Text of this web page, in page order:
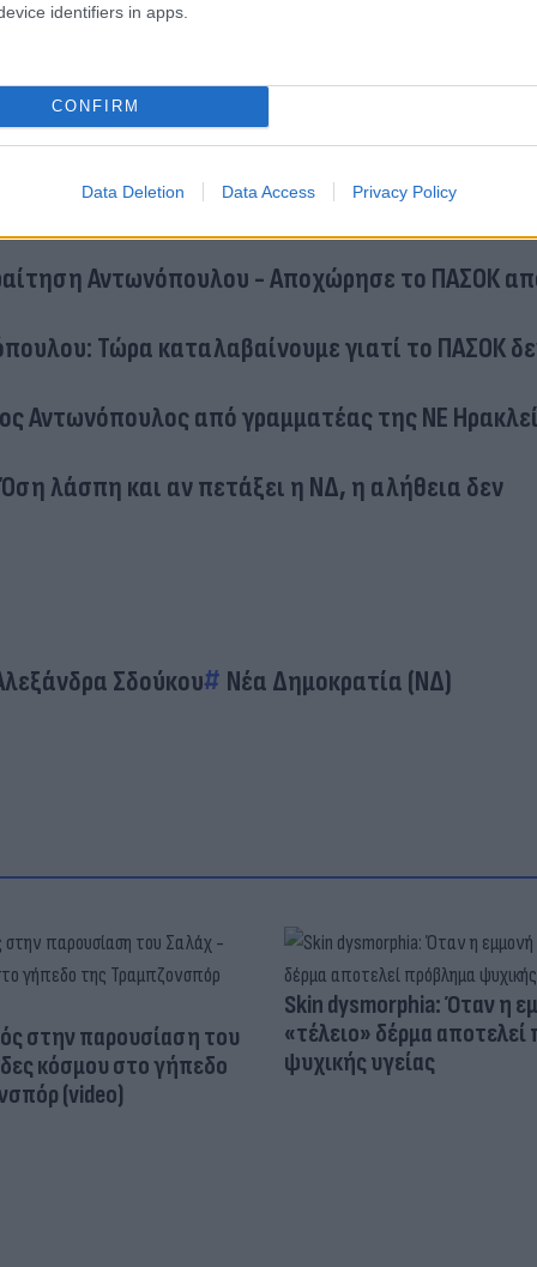
identifiers in apps.
CONFIRM
Data Deletion Data Access Privacy Policy
Αντωνόπουλου - Αποχώρησε το ΠΑΣΟΚ
Τώρα καταλαβαίνουμε γιατί το ΠΑΣΟΚ
Αντωνόπουλος από γραμματέας της ΝΕ
λάσπη και αν πετάξει η ΝΔ, η αλήθεια δεν
Σδούκου Νέα Δημοκρατία (ΝΔ)
στην παρουσίαση του
κόσμου στο γήπεδο
(video)
Skin dysmorphia: Όταν η
«τέλειο» δέρμα
ψυχικής υγείας